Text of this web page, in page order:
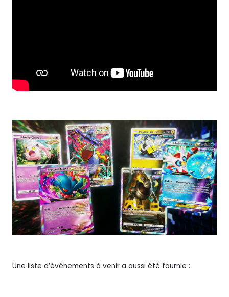
Une liste d’événements à venir a aussi été fournie :